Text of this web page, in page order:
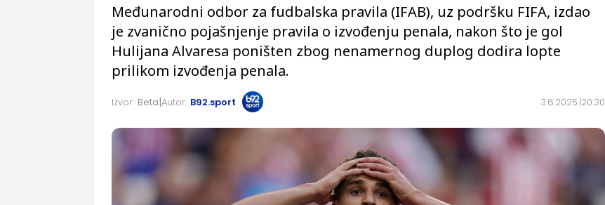
3.6.2025. 20:30
Međunarodni odbor za fudbalska pravila (IFAB), uz podršku FIFA, izdao
je zvanično pojašnjenje pravila o izvođenju penala, nakon što je gol
Hulijana Alvaresa poništen zbog nenamernog duplog dodira lopte
prilikom izvođenja penala.
Izvor: Beta Autor: B92.sport